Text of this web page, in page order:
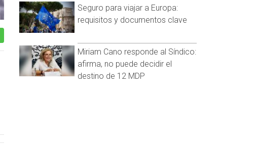
Seguro para viajar a Europa:
requisitos y documentos clave
Miriam Cano responde al Síndico:
afirma, no puede decidir el
destino de 12 MDP